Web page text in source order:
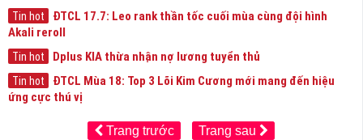
Tin hot
ĐTCL 17.7: Leo rank thần tốc cuối mùa cùng đội hình
Akali reroll
Tin hot Dplus KIA thừa nhận nợ lương tuyển thủ
Tin hot
ĐTCL Mùa 18: Top 3 Lõi Kim Cương mới mang đến hiệu
ứng cực thú vị
Trang trước Trang sau